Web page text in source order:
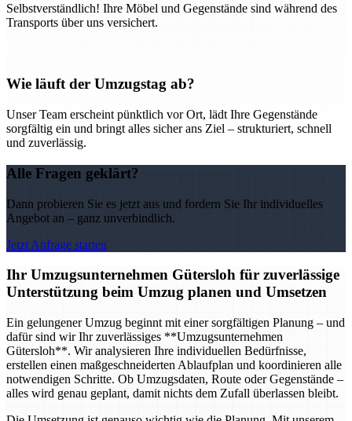
Selbstverständlich! Ihre Möbel und Gegenstände sind während des
Transports über uns versichert.
Wie läuft der Umzugstag ab?
Unser Team erscheint pünktlich vor Ort, lädt Ihre Gegenstände
sorgfältig ein und bringt alles sicher ans Ziel – strukturiert, schnell
und zuverlässig.
Alle Fragen geklärt?
Dann probieren Sie es jetzt aus und fordern Sie Ihr individuelles
Angebot an – ganz unverbindlich.
Jetzt Anfrage starten
Ihr Umzugsunternehmen Gütersloh für zuverlässige
Unterstützung beim Umzug planen und Umsetzen
Ein gelungener Umzug beginnt mit einer sorgfältigen Planung – und
dafür sind wir Ihr zuverlässiges **Umzugsunternehmen
Gütersloh**. Wir analysieren Ihre individuellen Bedürfnisse,
erstellen einen maßgeschneiderten Ablaufplan und koordinieren alle
notwendigen Schritte. Ob Umzugsdaten, Route oder Gegenstände –
alles wird genau geplant, damit nichts dem Zufall überlassen bleibt.